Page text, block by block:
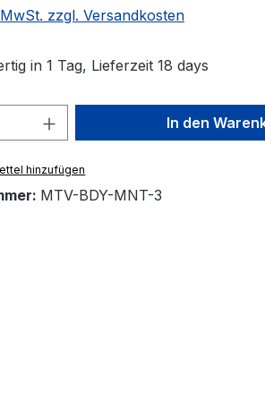
zzgl. Versandkosten
in 1 Tag, Lieferzeit 18 days
Anzahl: Gib denIn den
hinzufügen
MTV-BDY-MNT-3